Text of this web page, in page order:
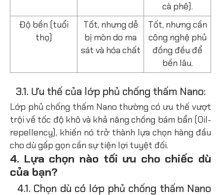
cà phê).
Độ bền (tuổi
thọ)
Tốt, nhưng dễ
bị mòn do ma
sát và hóa chất
Tốt, nhưng cần
công nghệ phủ
đồng đều để
bền lâu.
3.1. Ưu thế của lớp phủ chống thấm Nano:
Lớp phủ chống thấm Nano thường có ưu thế vượt
trội về tốc độ khô và khả năng chống bám bẩn (Oil-
repellency), khiến nó trở thành lựa chọn hàng đầu
cho dù gấp gọn cần sự tiện lợi tuyệt đối.
4. Lựa chọn nào tối ưu cho chiếc dù
của bạn?
4.1. Chọn dù có lớp phủ chống thấm Nano